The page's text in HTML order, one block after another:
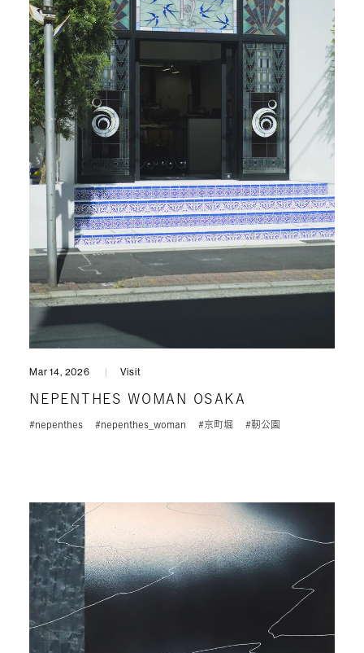
Mar 14, 2026 Visit
NEPENTHES WOMAN OSAKA
#nepenthes #nepenthes_woman #京町堀 #靭公園